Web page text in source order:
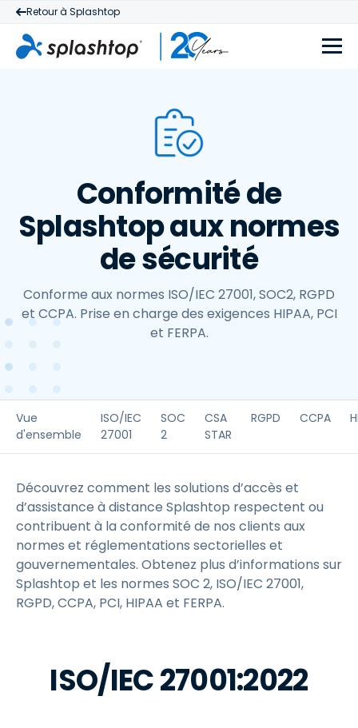
Retour à Splashtop
Conformité de
Splashtop aux normes
de sécurité
Conforme aux normes ISO/IEC 27001, SOC2, RGPD
et CCPA. Prise en charge des exigences HIPAA, PCI
et FERPA.
Vue
d'ensemble
ISO/IEC
27001
SOC
2
CSA
STAR
RGPD CCPA
Découvrez comment les solutions d’accès et
d’assistance à distance Splashtop respectent ou
contribuent à la conformité de nos clients aux
normes et réglementations sectorielles et
gouvernementales. Obtenez plus d’informations sur
Splashtop et les normes SOC 2, ISO/IEC 27001,
RGPD, CCPA, PCI, HIPAA et FERPA.
ISO/IEC 27001:2022